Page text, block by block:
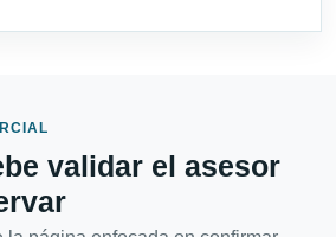
validar el asesor